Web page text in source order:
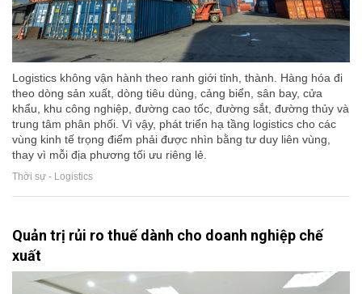
Logistics không vận hành theo ranh giới tỉnh, thành. Hàng hóa đi
theo dòng sản xuất, dòng tiêu dùng, cảng biển, sân bay, cửa
khẩu, khu công nghiệp, đường cao tốc, đường sắt, đường thủy và
trung tâm phân phối. Vì vậy, phát triển hạ tầng logistics cho các
vùng kinh tế trọng điểm phải được nhìn bằng tư duy liên vùng,
thay vì mỗi địa phương tối ưu riêng lẻ.
Thời sự - Logistics
Quản trị rủi ro thuế dành cho doanh nghiệp chế
xuất